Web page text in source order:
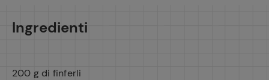
Ingredienti
200 g di finferli